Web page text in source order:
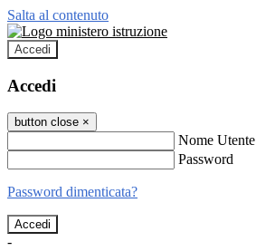
Salta al contenuto
Accedi
Accedi
button close ×
Nome Utente
Password
Password dimenticata?
-